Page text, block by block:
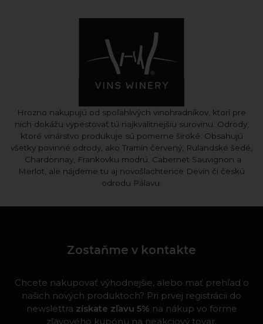
Hrozno nakupujú od spoľahlivých vinohradníkov, ktorí pre
nich dokážu vypestovať tú najkvalitnejšiu surovinu. Odrody,
ktoré vinárstvo produkuje sú pomerne široké. Obsahujú
všetky povinné odrody, ako Tramín červený, Rulandské šedé,
Chardonnay, Frankovku modrú, Cabernet Sauvignon a
Merlot, ale nájdeme tu aj novošlachtence Devín či českú
odrodu Pálavu.
Zostaňme v kontakte
Chcete nakupovať výhodnejšie, alebo mať prehľad o
našich nových produktoch? Pri prvej registrácii do
newslettra získate zľavu 5% na nákup vo forme
zľavového kupónu na neakciový tovar.